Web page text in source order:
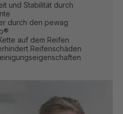
und Stabilität durch
durch den pewag
auf dem Reifen
Reifenschäden